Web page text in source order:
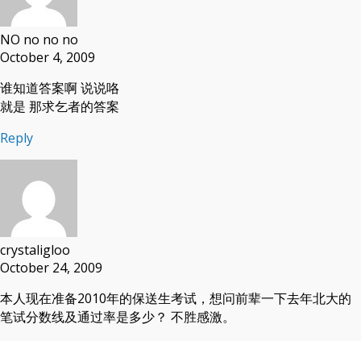
NO no no no
October 4, 2009
谁知道答案啊 说说咯
就是 那求乞者的答案
Reply
crystaligloo
October 24, 2009
本人现在准备2010年的保送生考试，想问前辈一下去年北大的
笔试分数线及通过率是多少？ 不胜感激。